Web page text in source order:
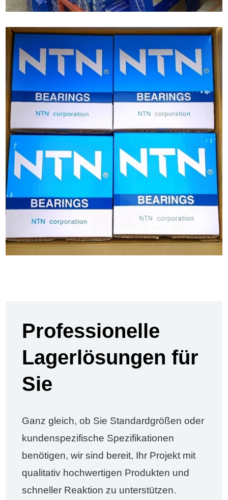
Professionelle
Lagerlösungen für
Sie
Ganz gleich, ob Sie Standardgrößen oder
kundenspezifische Spezifikationen
benötigen, wir sind bereit, Ihr Projekt mit
qualitativ hochwertigen Produkten und
schneller Reaktion zu unterstützen.